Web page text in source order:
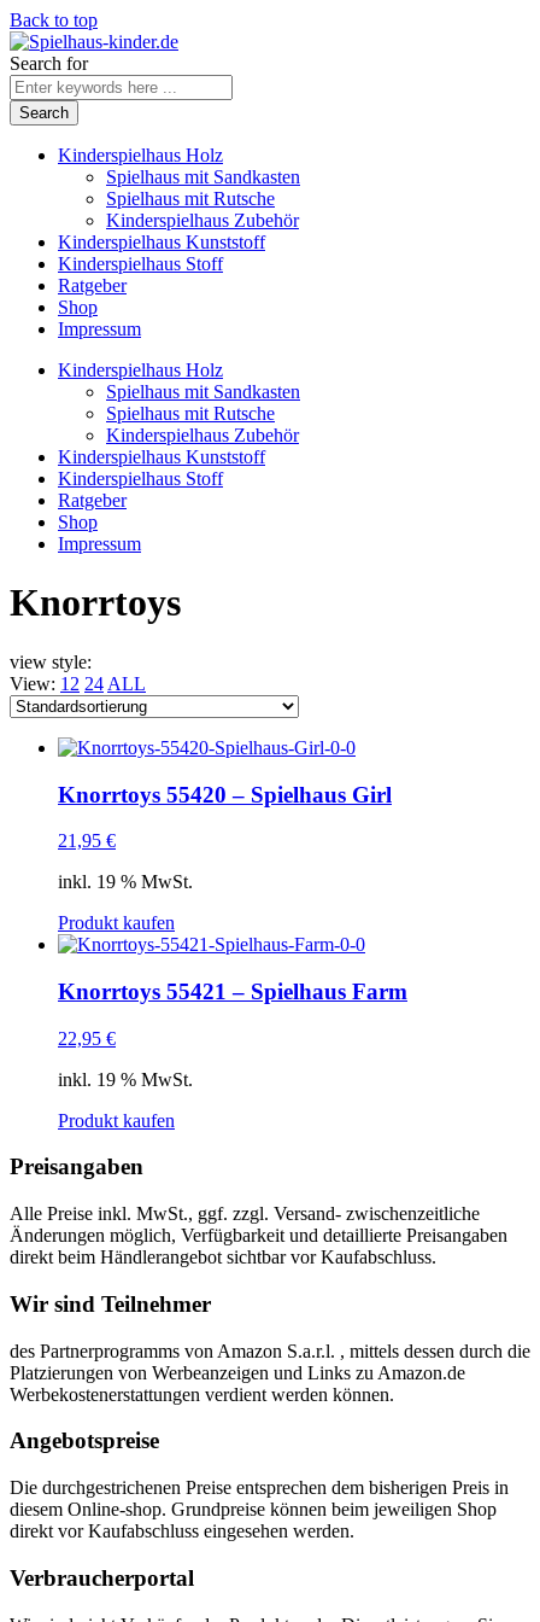
Back to top
Search for
Kinderspielhaus Holz
Spielhaus mit Sandkasten
Spielhaus mit Rutsche
Kinderspielhaus Zubehör
Kinderspielhaus Kunststoff
Kinderspielhaus Stoff
Ratgeber
Shop
Impressum
Kinderspielhaus Holz
Spielhaus mit Sandkasten
Spielhaus mit Rutsche
Kinderspielhaus Zubehör
Kinderspielhaus Kunststoff
Kinderspielhaus Stoff
Ratgeber
Shop
Impressum
Knorrtoys
view style:
View: 12 24 ALL
Knorrtoys 55420 – Spielhaus Girl
21,95 €
inkl. 19 % MwSt.
Produkt kaufen
Knorrtoys 55421 – Spielhaus Farm
22,95 €
inkl. 19 % MwSt.
Produkt kaufen
Preisangaben
Alle Preise inkl. MwSt., ggf. zzgl. Versand- zwischenzeitliche
Änderungen möglich, Verfügbarkeit und detaillierte Preisangaben
direkt beim Händlerangebot sichtbar vor Kaufabschluss.
Wir sind Teilnehmer
des Partnerprogramms von Amazon S.a.r.l. , mittels dessen durch die
Platzierungen von Werbeanzeigen und Links zu Amazon.de
Werbekostenerstattungen verdient werden können.
Angebotspreise
Die durchgestrichenen Preise entsprechen dem bisherigen Preis in
diesem Online-shop. Grundpreise können beim jeweiligen Shop
direkt vor Kaufabschluss eingesehen werden.
Verbraucherportal